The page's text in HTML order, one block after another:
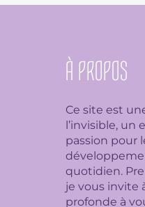
À PROPOS
Ce site est
l’invisible, un
passion pour
quotidien.
je vous invite
profonde à